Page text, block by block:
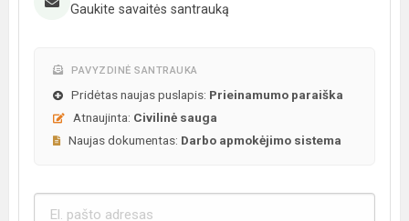
Gaukite savaitės santrauką
PAVYZDINĖ SANTRAUKA
Pridėtas naujas puslapis: Prieinamumo paraiška
Atnaujinta: Civilinė sauga
Naujas dokumentas: Darbo apmokėjimo sistema